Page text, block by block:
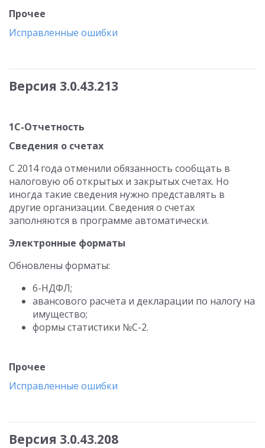
Прочее
Исправленные ошибки
Версия 3.0.43.213
1С-Отчетность
Сведения о счетах
С 2014 года отменили обязанность сообщать в
налоговую об открытых и закрытых счетах. Но
иногда такие сведения нужно представлять в
другие организации. Сведения о счетах
заполняются в программе автоматически.
Электронные форматы
Обновлены форматы:
6-НДФЛ;
авансового расчета и декларации по налогу на
имущество;
формы статистики №С-2.
Прочее
Исправленные ошибки
Версия 3.0.43.208